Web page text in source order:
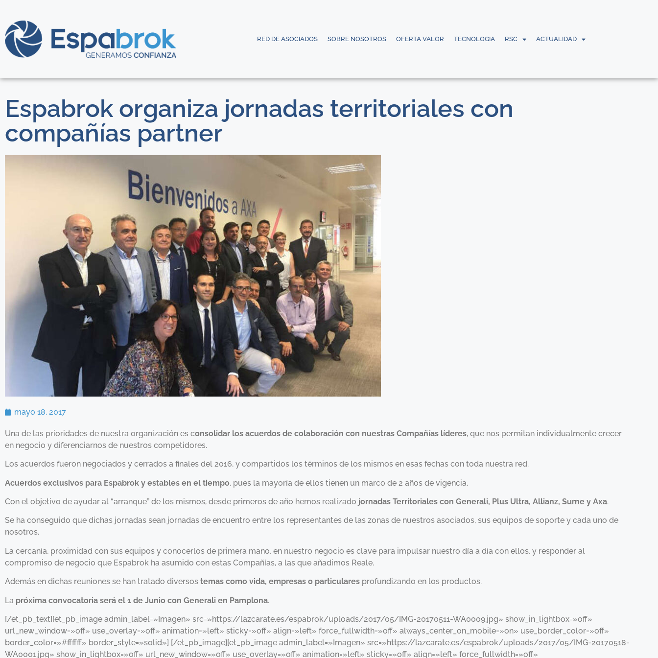
RED DE ASOCIADOS SOBRE NOSOTROS OFERTA VALOR TECNOLOGIA RSC ACTUALIDAD
Espabrok organiza jornadas territoriales con
compañías partner
mayo 18, 2017
Una de las prioridades de nuestra organización es consolidar los acuerdos de colaboración con nuestras Compañías líderes, que nos permitan individualmente crecer
en negocio y diferenciarnos de nuestros competidores.
Los acuerdos fueron negociados y cerrados a finales del 2016, y compartidos los términos de los mismos en esas fechas con toda nuestra red.
Acuerdos exclusivos para Espabrok y estables en el tiempo, pues la mayoría de ellos tienen un marco de 2 años de vigencia.
Con el objetivo de ayudar al “arranque” de los mismos, desde primeros de año hemos realizado jornadas Territoriales con Generali, Plus Ultra, Allianz, Surne y Axa.
Se ha conseguido que dichas jornadas sean jornadas de encuentro entre los representantes de las zonas de nuestros asociados, sus equipos de soporte y cada uno de
nosotros.
La cercanía, proximidad con sus equipos y conocerlos de primera mano, en nuestro negocio es clave para impulsar nuestro día a día con ellos, y responder al
compromiso de negocio que Espabrok ha asumido con estas Compañías, a las que añadimos Reale.
Además en dichas reuniones se han tratado diversos temas como vida, empresas o particulares profundizando en los productos.
La próxima convocatoria será el 1 de Junio con Generali en Pamplona.
[/et_pb_text][et_pb_image admin_label=»Imagen» src=»https://lazcarate.es/espabrok/uploads/2017/05/IMG-20170511-WA0009.jpg» show_in_lightbox=»off»
url_new_window=»off» use_overlay=»off» animation=»left» sticky=»off» align=»left» force_fullwidth=»off» always_center_on_mobile=»on» use_border_color=»off»
border_color=»#ffffff» border_style=»solid»] [/et_pb_image][et_pb_image admin_label=»Imagen» src=»https://lazcarate.es/espabrok/uploads/2017/05/IMG-20170518-
WA0001.jpg» show_in_lightbox=»off» url_new_window=»off» use_overlay=»off» animation=»left» sticky=»off» align=»left» force_fullwidth=»off»